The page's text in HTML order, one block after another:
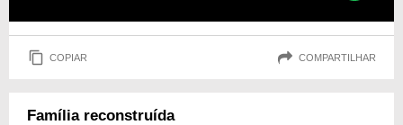
COPIAR COMPARTILHAR
Família reconstruída